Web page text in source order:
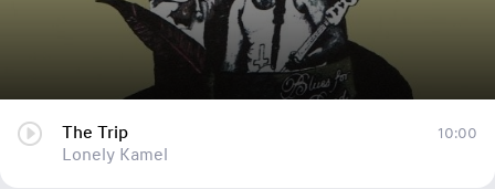
The Trip
Lonely Kamel
10:00